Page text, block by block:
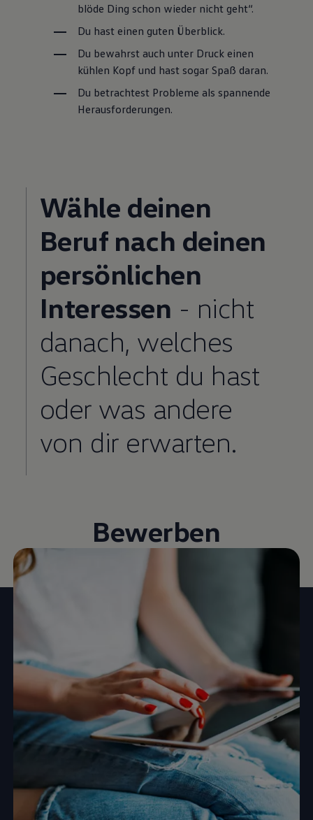
blöde Ding schon wieder nicht geht“.
Du hast einen guten Überblick.
Du bewahrst auch unter Druck einen
kühlen Kopf und hast sogar Spaß daran.
Du betrachtest Probleme als spannende
Herausforderungen.
Wähle deinen
Beruf nach deinen
persönlichen
Interessen - nicht
danach, welches
Geschlecht du hast
oder was andere
von dir erwarten.
Bewerben